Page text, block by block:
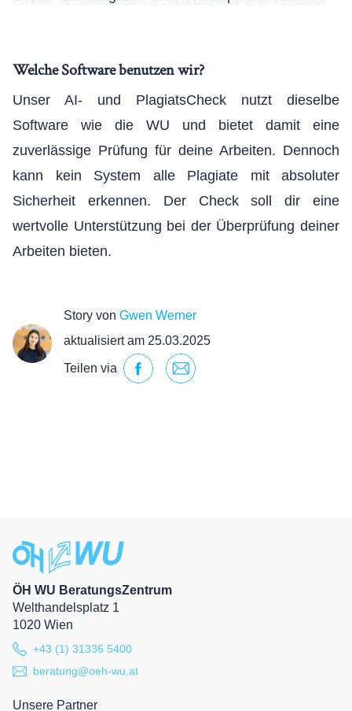
Welche Software benutzen wir?
Unser AI- und PlagiatsCheck nutzt dieselbe
Software wie die WU und bietet damit eine
zuverlässige Prüfung für deine Arbeiten. Dennoch
kann kein System alle Plagiate mit absoluter
Sicherheit erkennen. Der Check soll dir eine
wertvolle Unterstützung bei der Überprüfung deiner
Arbeiten bieten.
Story von Gwen Werner
aktualisiert am 25.03.2025
Teilen via
ÖH WU BeratungsZentrum
Welthandelsplatz 1
1020 Wien
+43 (1) 31336 5400
beratung@oeh-wu.at
Unsere Partner